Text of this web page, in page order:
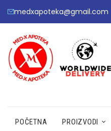
medxapoteka@gmail.com
POČETNA PROIZVODI